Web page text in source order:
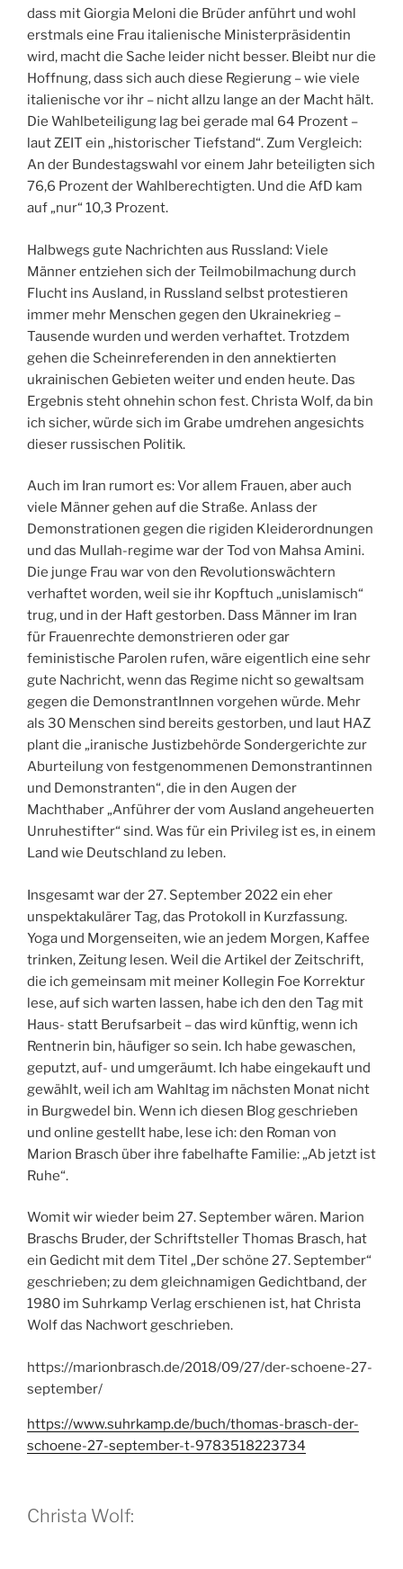
dass mit Giorgia Meloni die Brüder anführt und wohl
erstmals eine Frau italienische Ministerpräsidentin
wird, macht die Sache leider nicht besser. Bleibt nur die
Hoffnung, dass sich auch diese Regierung – wie viele
italienische vor ihr – nicht allzu lange an der Macht hält.
Die Wahlbeteiligung lag bei gerade mal 64 Prozent –
laut ZEIT ein „historischer Tiefstand“. Zum Vergleich:
An der Bundestagswahl vor einem Jahr beteiligten sich
76,6 Prozent der Wahlberechtigten. Und die AfD kam
auf „nur“ 10,3 Prozent.
Halbwegs gute Nachrichten aus Russland: Viele
Männer entziehen sich der Teilmobilmachung durch
Flucht ins Ausland, in Russland selbst protestieren
immer mehr Menschen gegen den Ukrainekrieg –
Tausende wurden und werden verhaftet. Trotzdem
gehen die Scheinreferenden in den annektierten
ukrainischen Gebieten weiter und enden heute. Das
Ergebnis steht ohnehin schon fest. Christa Wolf, da bin
ich sicher, würde sich im Grabe umdrehen angesichts
dieser russischen Politik.
Auch im Iran rumort es: Vor allem Frauen, aber auch
viele Männer gehen auf die Straße. Anlass der
Demonstrationen gegen die rigiden Kleiderordnungen
und das Mullah-regime war der Tod von Mahsa Amini.
Die junge Frau war von den Revolutionswächtern
verhaftet worden, weil sie ihr Kopftuch „unislamisch“
trug, und in der Haft gestorben. Dass Männer im Iran
für Frauenrechte demonstrieren oder gar
feministische Parolen rufen, wäre eigentlich eine sehr
gute Nachricht, wenn das Regime nicht so gewaltsam
gegen die DemonstrantInnen vorgehen würde. Mehr
als 30 Menschen sind bereits gestorben, und laut HAZ
plant die „iranische Justizbehörde Sondergerichte zur
Aburteilung von festgenommenen Demonstrantinnen
und Demonstranten“, die in den Augen der
Machthaber „Anführer der vom Ausland angeheuerten
Unruhestifter“ sind. Was für ein Privileg ist es, in einem
Land wie Deutschland zu leben.
Insgesamt war der 27. September 2022 ein eher
unspektakulärer Tag, das Protokoll in Kurzfassung.
Yoga und Morgenseiten, wie an jedem Morgen, Kaffee
trinken, Zeitung lesen. Weil die Artikel der Zeitschrift,
die ich gemeinsam mit meiner Kollegin Foe Korrektur
lese, auf sich warten lassen, habe ich den den Tag mit
Haus- statt Berufsarbeit – das wird künftig, wenn ich
Rentnerin bin, häufiger so sein. Ich habe gewaschen,
geputzt, auf- und umgeräumt. Ich habe eingekauft und
gewählt, weil ich am Wahltag im nächsten Monat nicht
in Burgwedel bin. Wenn ich diesen Blog geschrieben
und online gestellt habe, lese ich: den Roman von
Marion Brasch über ihre fabelhafte Familie: „Ab jetzt ist
Ruhe“.
Womit wir wieder beim 27. September wären. Marion
Braschs Bruder, der Schriftsteller Thomas Brasch, hat
ein Gedicht mit dem Titel „Der schöne 27. September“
geschrieben; zu dem gleichnamigen Gedichtband, der
1980 im Suhrkamp Verlag erschienen ist, hat Christa
Wolf das Nachwort geschrieben.
https://marionbrasch.de/2018/09/27/der-schoene-27-
september/
https://www.suhrkamp.de/buch/thomas-brasch-der-
schoene-27-september-t-9783518223734
Christa Wolf: